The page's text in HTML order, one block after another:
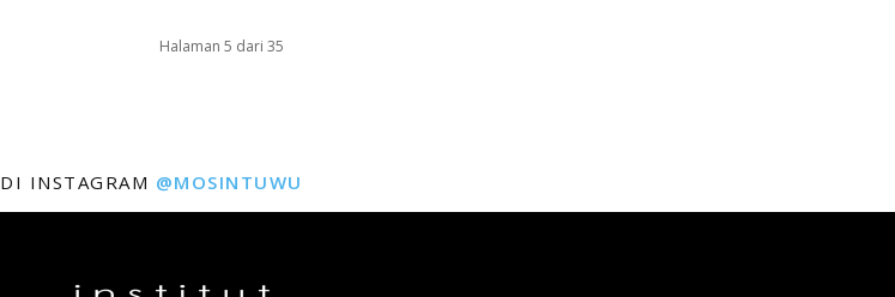
Halaman 5 dari 35
INSTAGRAM @MOSINTUWU